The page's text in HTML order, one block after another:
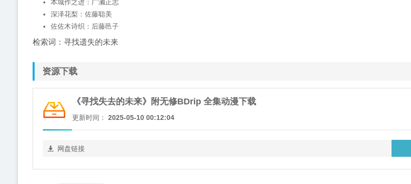
本城作之进：广濑正志
深泽花梨：佐藤聪美
佐佐木诗织：后藤邑子
检索词：寻找遗失的未来
资源下载
《寻找失去的未来》附无修BDrip 全集动漫下载
更新时间： 2025-05-10 00:12:04
网盘链接